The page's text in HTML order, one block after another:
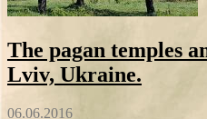
The pagan temples
Lviv, Ukraine.
06.06.2016